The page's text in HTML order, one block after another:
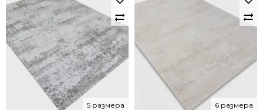
5 размера 6 размера